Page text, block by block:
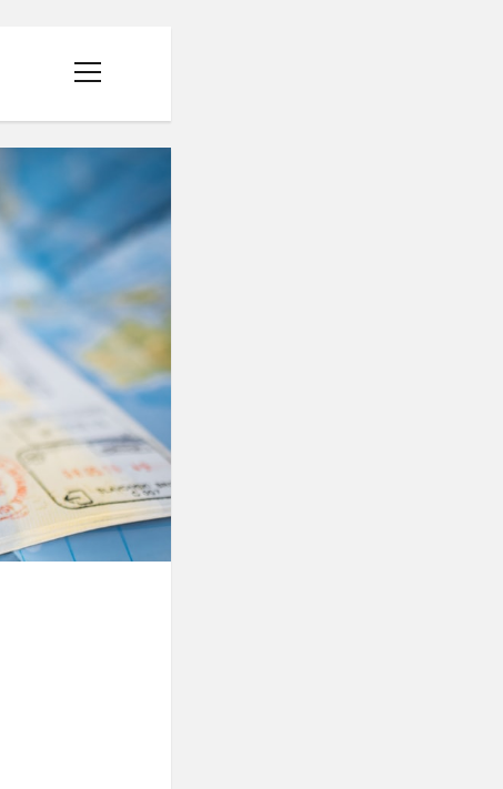
menüyü
aç